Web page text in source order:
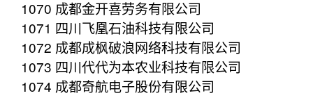
1070 成都金开喜劳务有限公司
1071 四川飞凰石油科技有限公司
1072 成都成枫破浪网络科技有限公司
1073 四川代代为本农业科技有限公司
1074 成都奇航电子股份有限公司